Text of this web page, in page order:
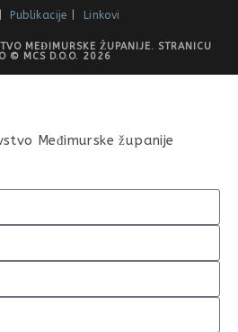
Publikacije Linkovi
MEĐIMURSKE ŽUPANIJE. STRANICU
© MCS D.O.O. 2026
Međimurske županije